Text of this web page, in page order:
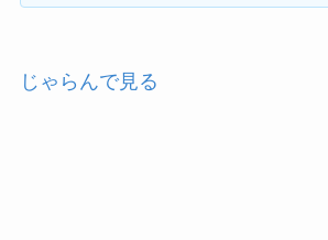
じゃらんで見る